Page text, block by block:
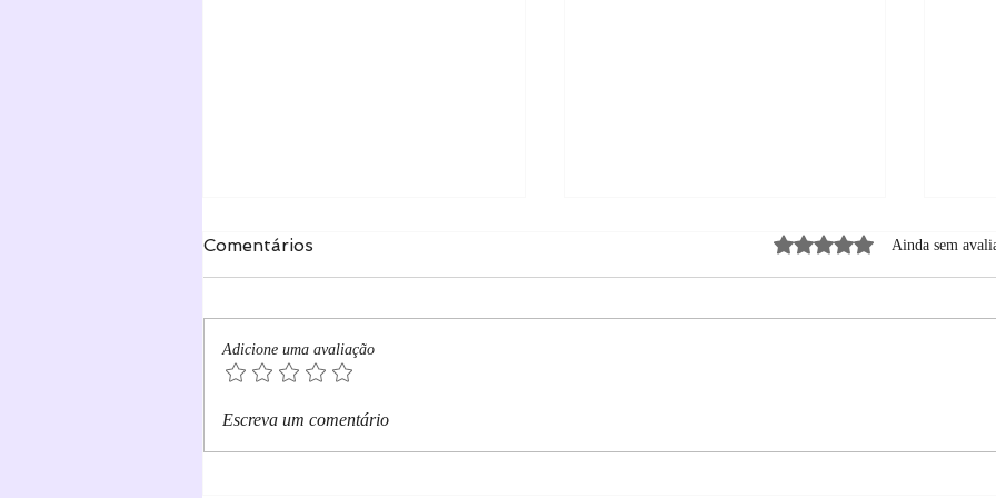
Sobre minha saída da
Comentários Avaliado com 0 de 5
Ainda sem
Adicione uma avaliação
Escreva um comentário